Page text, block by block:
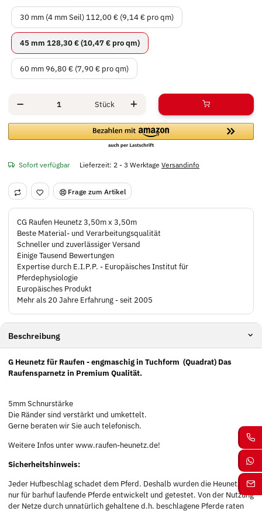
30 mm (4 mm Seil) 30 mm (4 mm Seil)
112,00 € (9,14 € pro qm)
45 mm 45 mm
128,30 € (10,47 € pro qm)
60 mm 60 mm
96,80 € (7,90 € pro qm)
Stück
Sofort verfügbar Lieferzeit: 2 - 3 Werktage Versandinfo
Frage zum Artikel
CG Raufen Heunetz 3,50m x 3,50m
Beste Material- und Verarbeitungsqualität
Schneller und zuverlässiger Versand
Einige Tausend Bewertungen
Expertise durch E.I.P.P. - Europäisches Institut für
Pferdephysiologie
Europäisches Produkt
Mehr als 20 Jahre Erfahrung - seit 2005
Beschreibung
G Heunetz für Raufen - engmaschig in Tuchform (Quadrat) Das
Raufensparnetz in Premium Qualität.
5mm Schnurstärke
Die Ränder sind verstärkt und umkettelt.
Gerne beraten wir Sie auch telefonisch.
Weitere Infos unter www.raufen-heunetz.de!
Sicherheitshinweis:
Jeder Hufbeschlag schadet dem Pferd. Deshalb wurden die Heunetze
nur für barhuf laufende Pferde entwickelt und getestet. Von der Nutzung
der Netze durch unnatürlich gehaltene d.h. beschlagene Pferde raten